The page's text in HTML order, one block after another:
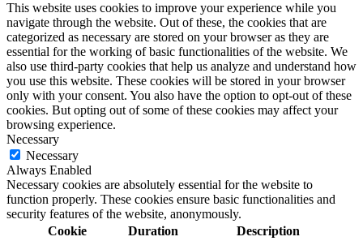
This website uses cookies to improve your experience while you
navigate through the website. Out of these, the cookies that are
categorized as necessary are stored on your browser as they are
essential for the working of basic functionalities of the website. We
also use third-party cookies that help us analyze and understand how
you use this website. These cookies will be stored in your browser
only with your consent. You also have the option to opt-out of these
cookies. But opting out of some of these cookies may affect your
browsing experience.
Necessary
Necessary
Always Enabled
Necessary cookies are absolutely essential for the website to
function properly. These cookies ensure basic functionalities and
security features of the website, anonymously.
Cookie
Duration Description